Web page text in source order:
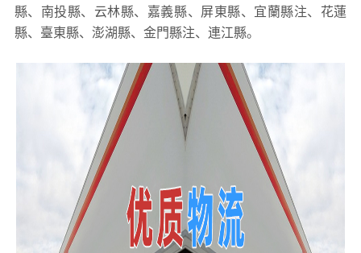
縣、南投縣、云林縣、嘉義縣、屏東縣、宜蘭縣注、花蓮
縣、臺東縣、澎湖縣、金門縣注、連江縣。